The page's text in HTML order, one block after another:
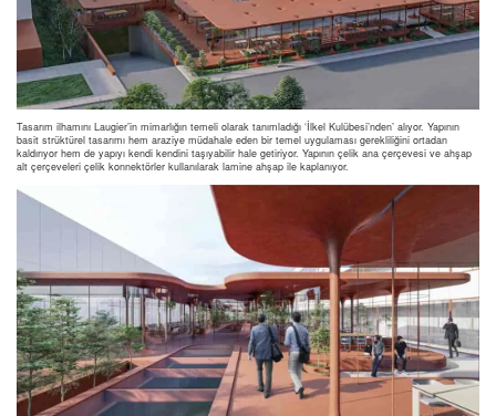
Tasarım ilhamını Laugier’in mimarlığın temeli olarak tanımladığı ‘İlkel Kulübesi’nden’ alıyor. Yapının
basit strüktürel tasarımı hem araziye müdahale eden bir temel uygulaması gerekliliğini ortadan
kaldırıyor hem de yapıyı kendi kendini taşıyabilir hale getiriyor. Yapının çelik ana çerçevesi ve ahşap
alt çerçeveleri çelik konnektörler kullanılarak lamine ahşap ile kaplanıyor.